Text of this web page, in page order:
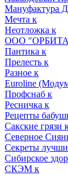
Мануфактура
Мечта к
Неотложка к
ООО
Пантика к
Прелесть к
Разное к
Euroline
Профснаб к
Ресничка к
Рецепты
Сакские грязи
Северное
Секреты
Сибирское
СКЭМ к